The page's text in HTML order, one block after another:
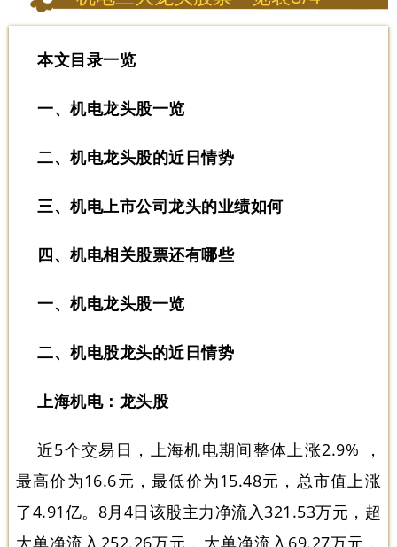
本文目录一览
一、机电龙头股一览
二、机电龙头股的近日情势
三、机电上市公司龙头的业绩如何
四、机电相关股票还有哪些
一、机电龙头股一览
二、机电股龙头的近日情势
上海机电：龙头股
近5个交易日，上海机电期间整体上涨2.9% ，
最高价为16.6元，最低价为15.48元，总市值上涨
了4.91亿。8月4日该股主力净流入321.53万元，超
大单净流入252.26万元，大单净流入69.27万元，